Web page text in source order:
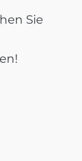
Sie